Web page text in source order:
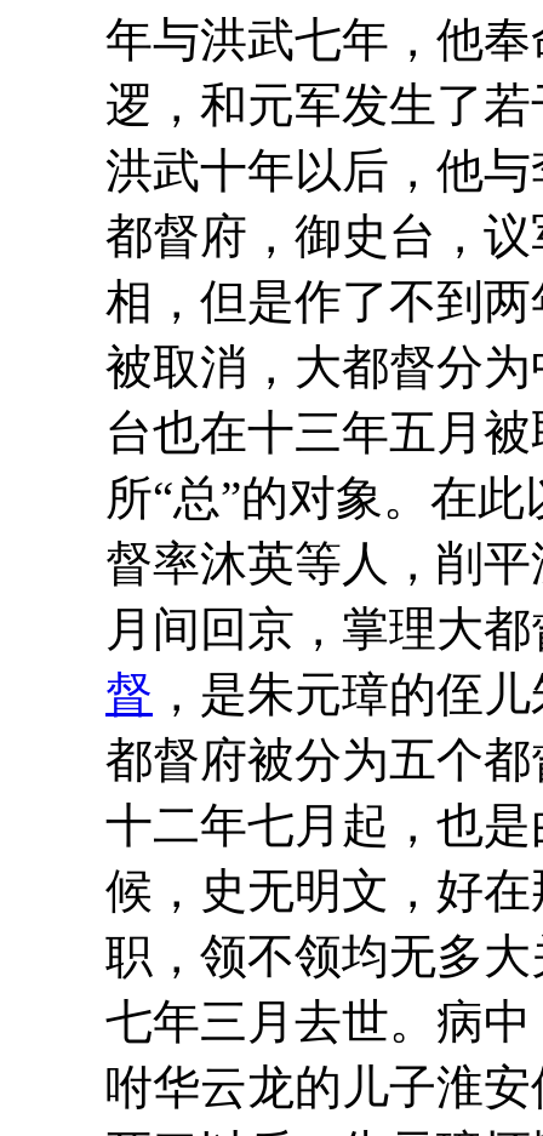
年与洪武七年，他
逻，和元军发生了
洪武十年以后，他
都督府，御史台，
相，但是作了不到
被取消，大都督分
台也在十三年五月
所“总”的对象。在
督率沐英等人，削
月间回京，掌理大
督 ，是朱元璋的侄
都督府被分为五个
十二年七月起，也
候，史无明文，好
职，领不领均无多
七年三月去世。病
咐华云龙的儿子淮